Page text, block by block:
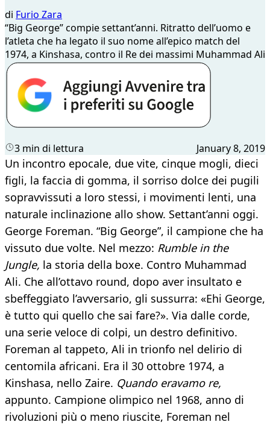
di Furio Zara
“Big George” compie settant’anni. Ritratto dell’uomo e
l’atleta che ha legato il suo nome all’epico match del
1974, a Kinshasa, contro il Re dei massimi Muhammad Ali
3 min di lettura January 8, 2019
Un incontro epocale, due vite, cinque mogli, dieci
figli, la faccia di gomma, il sorriso dolce dei pugili
sopravvissuti a loro stessi, i movimenti lenti, una
naturale inclinazione allo show. Settant’anni oggi.
George Foreman. “Big George”, il campione che ha
vissuto due volte. Nel mezzo: Rumble in the
Jungle, la storia della boxe. Contro Muhammad
Ali. Che all’ottavo round, dopo aver insultato e
sbeffeggiato l’avversario, gli sussurra: «Ehi George,
è tutto qui quello che sai fare?». Via dalle corde,
una serie veloce di colpi, un destro definitivo.
Foreman al tappeto, Ali in trionfo nel delirio di
centomila africani. Era il 30 ottobre 1974, a
Kinshasa, nello Zaire. Quando eravamo re,
appunto. Campione olimpico nel 1968, anno di
rivoluzioni più o meno riuscite, Foreman nel